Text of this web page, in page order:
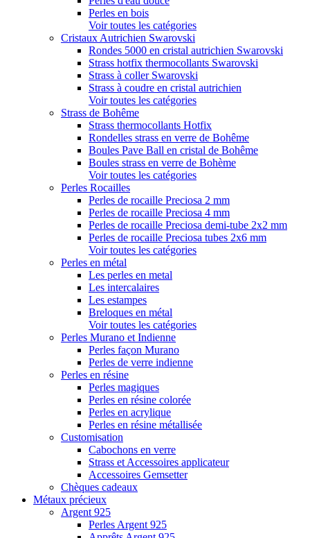
Perles en bois
Voir toutes les catégories
Cristaux Autrichien Swarovski
Rondes 5000 en cristal autrichien Swarovski
Strass hotfix thermocollants Swarovski
Strass à coller Swarovski
Strass à coudre en cristal autrichien
Voir toutes les catégories
Strass de Bohême
Strass thermocollants Hotfix
Rondelles strass en verre de Bohême
Boules Pave Ball en cristal de Bohême
Boules strass en verre de Bohème
Voir toutes les catégories
Perles Rocailles
Perles de rocaille Preciosa 2 mm
Perles de rocaille Preciosa 4 mm
Perles de rocaille Preciosa demi-tube 2x2 mm
Perles de rocaille Preciosa tubes 2x6 mm
Voir toutes les catégories
Perles en métal
Les perles en metal
Les intercalaires
Les estampes
Breloques en métal
Voir toutes les catégories
Perles Murano et Indienne
Perles façon Murano
Perles de verre indienne
Perles en résine
Perles magiques
Perles en résine colorée
Perles en acrylique
Perles en résine métallisée
Customisation
Cabochons en verre
Strass et Accessoires applicateur
Accessoires Gemsetter
Chèques cadeaux
Métaux précieux
Argent 925
Perles Argent 925